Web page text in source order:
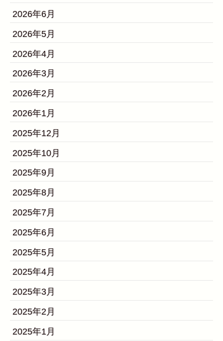
2026年6月
2026年5月
2026年4月
2026年3月
2026年2月
2026年1月
2025年12月
2025年10月
2025年9月
2025年8月
2025年7月
2025年6月
2025年5月
2025年4月
2025年3月
2025年2月
2025年1月